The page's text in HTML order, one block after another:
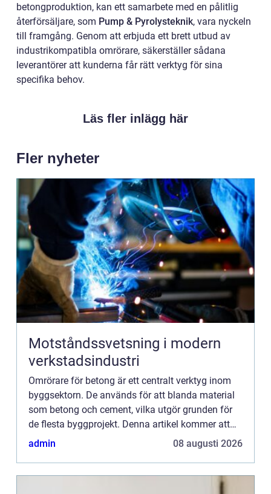
betongproduktion, kan ett samarbete med en pålitlig
återförsäljare, som Pump & Pyrolysteknik, vara nyckeln
till framgång. Genom att erbjuda ett brett utbud av
industrikompatibla omrörare, säkerställer sådana
leverantörer att kunderna får rätt verktyg för sina
specifika behov.
Läs fler inlägg här
Fler nyheter
Motståndssvetsning i modern
verkstadsindustri
Omrörare för betong är ett centralt verktyg inom
byggsektorn. De används för att blanda material
som betong och cement, vilka utgör grunden för
de flesta byggprojekt. Denna artikel kommer att
utforska användnin...
admin 08 augusti 2026